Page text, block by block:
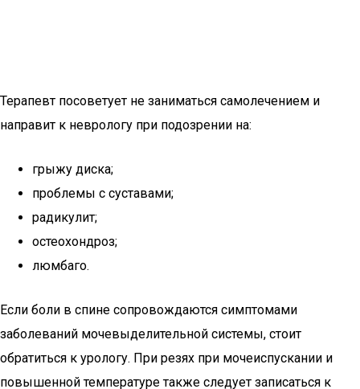
Терапевт посоветует не заниматься самолечением и
направит к неврологу при подозрении на:
грыжу диска;
проблемы с суставами;
радикулит;
остеохондроз;
люмбаго.
Если боли в спине сопровождаются симптомами
заболеваний мочевыделительной системы, стоит
обратиться к урологу. При резях при мочеиспускании и
повышенной температуре также следует записаться к